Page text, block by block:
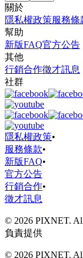
關於
隱私權政策服務條
幫助
新版FAQ官方公告
其他
行銷合作徵才訊息
社群
隱私權政策•
服務條款•
新版FAQ•
官方公告
行銷合作•
徵才訊息
© 2026 PIXNET.
負責提供
© 2026 PIXNET.